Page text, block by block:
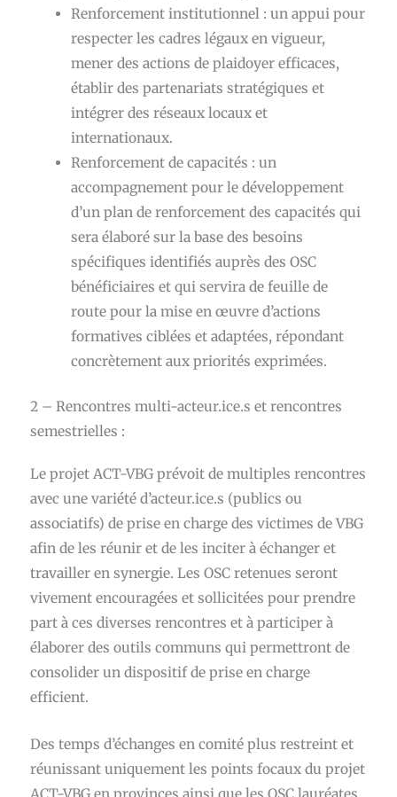
Renforcement institutionnel : un appui pour
respecter les cadres légaux en vigueur,
mener des actions de plaidoyer efficaces,
établir des partenariats stratégiques et
intégrer des réseaux locaux et
internationaux.
Renforcement de capacités : un
accompagnement pour le développement
d’un plan de renforcement des capacités qui
sera élaboré sur la base des besoins
spécifiques identifiés auprès des OSC
bénéficiaires et qui servira de feuille de
route pour la mise en œuvre d’actions
formatives ciblées et adaptées, répondant
concrètement aux priorités exprimées.
2 – Rencontres multi-acteur.ice.s et rencontres
semestrielles :
Le projet ACT-VBG prévoit de multiples rencontres
avec une variété d’acteur.ice.s (publics ou
associatifs) de prise en charge des victimes de VBG
afin de les réunir et de les inciter à échanger et
travailler en synergie. Les OSC retenues seront
vivement encouragées et sollicitées pour prendre
part à ces diverses rencontres et à participer à
élaborer des outils communs qui permettront de
consolider un dispositif de prise en charge
efficient.
Des temps d’échanges en comité plus restreint et
réunissant uniquement les points focaux du projet